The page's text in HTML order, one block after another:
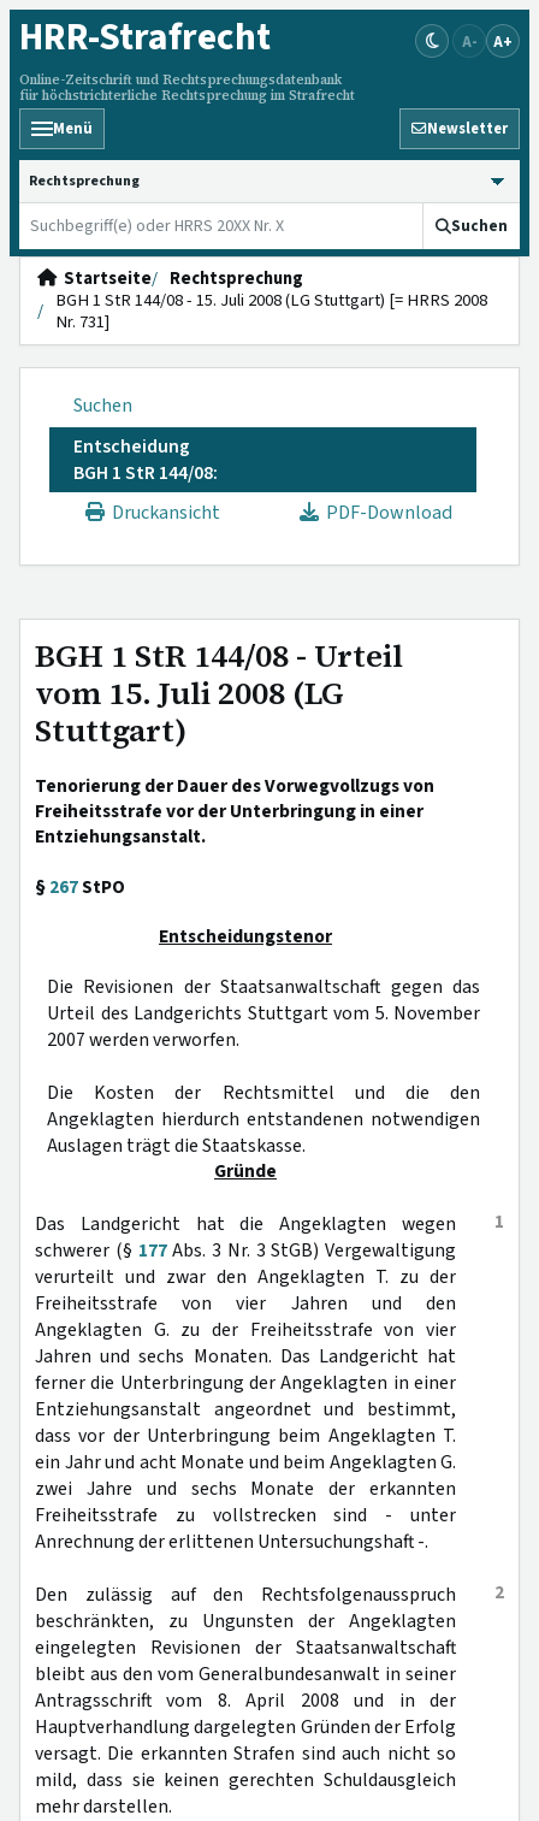
HRR-Strafrecht
Online-Zeitschrift und Rechtsprechungsdatenbank
für höchstrichterliche Rechtsprechung im Strafrecht
A- A+
Menü Newsletter
HRRS durchsuchen
Suchen
Startseite
Rechtsprechung
BGH 1 StR 144/08 - 15. Juli 2008 (LG Stuttgart) [= HRRS 2008
Nr. 731]
Suchen
Entscheidung
BGH 1 StR 144/08:
Druckansicht
PDF-Download
BGH 1 StR 144/08 - Urteil
vom 15. Juli 2008 (LG
Stuttgart)
Tenorierung der Dauer des Vorwegvollzugs von
Freiheitsstrafe vor der Unterbringung in einer
Entziehungsanstalt.
§267StPO
Entscheidungstenor
Die Revisionen der Staatsanwaltschaft gegen das
Urteil des Landgerichts Stuttgart vom 5. November
2007 werden verworfen.
Die Kosten der Rechtsmittel und die den
Angeklagten hierdurch entstandenen notwendigen
Auslagen trägt die Staatskasse.
Gründe
1
Das Landgericht hat die Angeklagten wegen
schwerer (§ 177Abs. 3 Nr. 3 StGB) Vergewaltigung
verurteilt und zwar den Angeklagten T. zu der
Freiheitsstrafe von vier Jahren und den
Angeklagten G. zu der Freiheitsstrafe von vier
Jahren und sechs Monaten. Das Landgericht hat
ferner die Unterbringung der Angeklagten in einer
Entziehungsanstalt angeordnet und bestimmt,
dass vor der Unterbringung beim Angeklagten T.
ein Jahr und acht Monate und beim Angeklagten G.
zwei Jahre und sechs Monate der erkannten
Freiheitsstrafe zu vollstrecken sind - unter
Anrechnung der erlittenen Untersuchungshaft -.
2
Den zulässig auf den Rechtsfolgenausspruch
beschränkten, zu Ungunsten der Angeklagten
eingelegten Revisionen der Staatsanwaltschaft
bleibt aus den vom Generalbundesanwalt in seiner
Antragsschrift vom 8. April 2008 und in der
Hauptverhandlung dargelegten Gründen der Erfolg
versagt. Die erkannten Strafen sind auch nicht so
mild, dass sie keinen gerechten Schuldausgleich
mehr darstellen.